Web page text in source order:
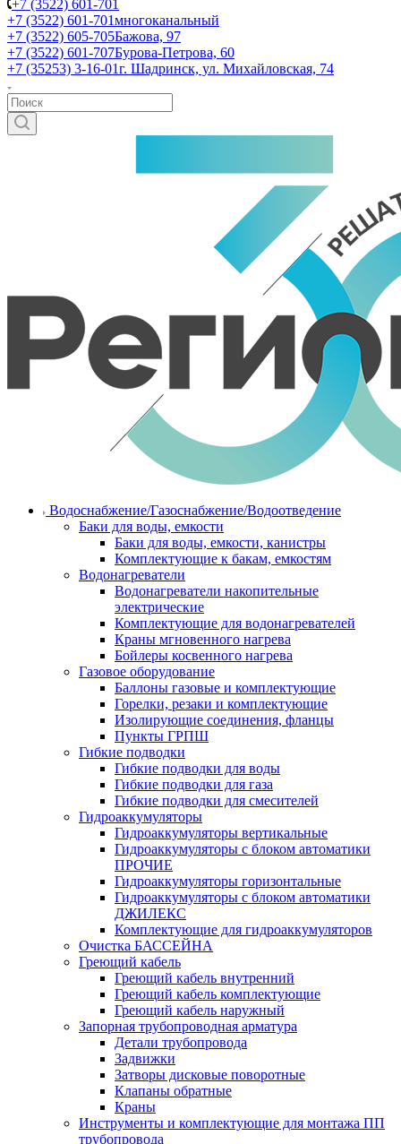
+7 (3522) 601-701
+7 (3522) 601-701многоканальный
+7 (3522) 605-705Бажова, 97
+7 (3522) 601-707Бурова-Петрова, 60
+7 (35253) 3-16-01г. Шадринск, ул. Михайловская, 74
Водоснабжение/Газоснабжение/Водоотведение
Баки для воды, емкости
Баки для воды, емкости, канистры
Комплектующие к бакам, емкостям
Водонагреватели
Водонагреватели накопительные
электрические
Комплектующие для водонагревателей
Краны мгновенного нагрева
Бойлеры косвенного нагрева
Газовое оборудование
Баллоны газовые и комплектующие
Горелки, резаки и комплектующие
Изолирующие соединения, фланцы
Пункты ГРПШ
Гибкие подводки
Гибкие подводки для воды
Гибкие подводки для газа
Гибкие подводки для смесителей
Гидроаккумуляторы
Гидроаккумуляторы вертикальные
Гидроаккумуляторы с блоком автоматики
ПРОЧИЕ
Гидроаккумуляторы горизонтальные
Гидроаккумуляторы с блоком автоматики
ДЖИЛЕКС
Комплектующие для гидроаккумуляторов
Очистка БАССЕЙНА
Греющий кабель
Греющий кабель внутренний
Греющий кабель комплектующие
Греющий кабель наружный
Запорная трубопроводная арматура
Детали трубопровода
Задвижки
Затворы дисковые поворотные
Клапаны обратные
Краны
Инструменты и комплектующие для монтажа ПП
трубопровода